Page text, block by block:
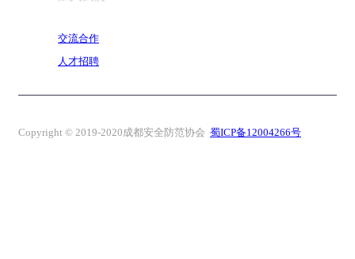
交流合作
人才招聘
Copyright © 2019-2020成都安全防范协会 蜀ICP备12004266号